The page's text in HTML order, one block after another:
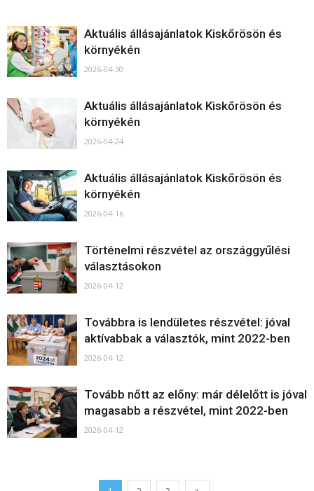
Aktuális állásajánlatok Kiskőrösön és
környékén
2026-04-30
Aktuális állásajánlatok Kiskőrösön és
környékén
2026-04-24
Aktuális állásajánlatok Kiskőrösön és
környékén
2026-04-16
Történelmi részvétel az országgyűlési
választásokon
2026-04-12
Továbbra is lendületes részvétel: jóval
aktívabbak a választók, mint 2022-ben
2026-04-12
Tovább nőtt az előny: már délelőtt is jóval
magasabb a részvétel, mint 2022-ben
2026-04-12